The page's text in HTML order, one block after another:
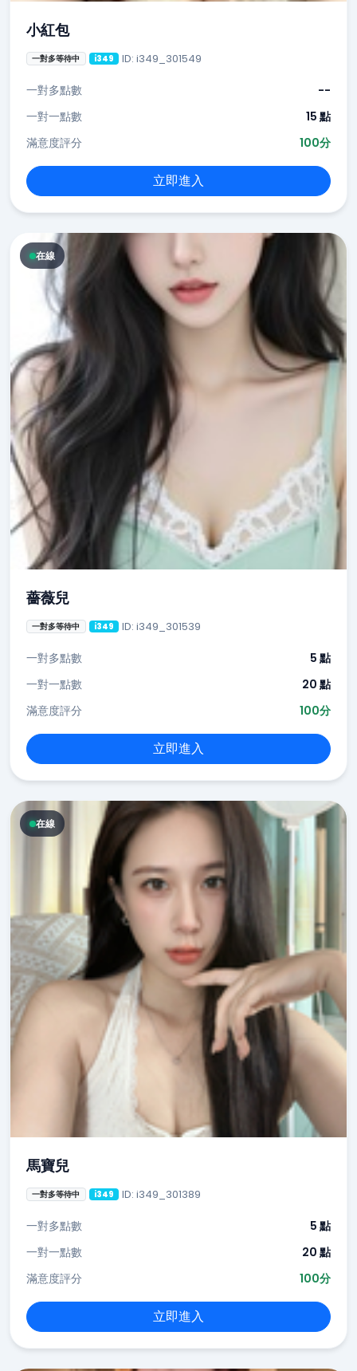
小紅包
一對多等待中 i349 ID: i349_301549
一對多點數
--
一對一點數
15 點
滿意度評分
100分
立即進入
在線
薔薇兒
一對多等待中 i349 ID: i349_301539
一對多點數
5 點
一對一點數
20 點
滿意度評分
100分
立即進入
在線
馬寶兒
一對多等待中 i349 ID: i349_301389
一對多點數
5 點
一對一點數
20 點
滿意度評分
100分
立即進入